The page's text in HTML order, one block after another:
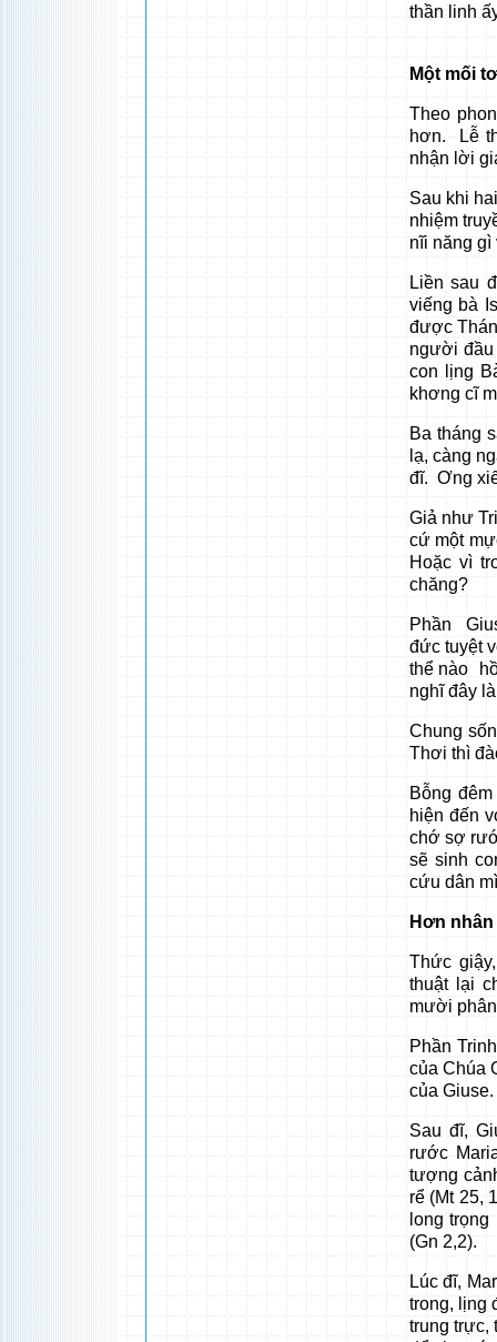
thần linh
Một mối
Theo
hơn. Lễ
nhận lời
Sau khi
nhiệm
nĩi năng
Liền sau
viếng bà
được
người
con lịng
khơng cĩ
Ba tháng
lạ, càng
đĩ. Ơng
Giả như
cứ một
Hoặc vì
chăng?
Phần
đức tuyệt
thể nào
nghĩ đây
Chung
Thơi thì
Bỗng
hiện đến
chớ sợ
sẽ sinh
cứu dân
Hơn
Thức
thuật lại
mười
Phần
của Chúa
của Giuse.
Sau đĩ,
rước
tượng
rể (Mt 25,
long
(Gn 2,2).
Lúc đĩ,
trong, lịng
trung trực,